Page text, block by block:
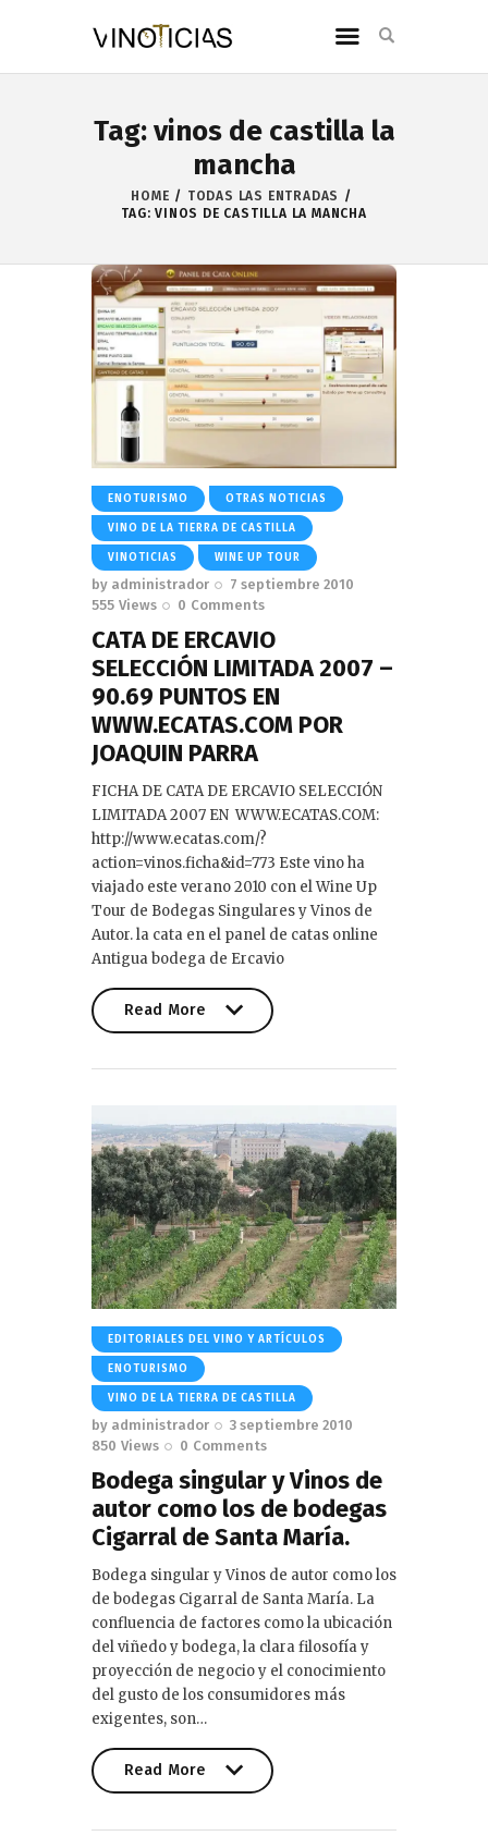
Tag: vinos de castilla la
mancha
HOME
TODAS LAS ENTRADAS
TAG: VINOS DE CASTILLA LA MANCHA
ENOTURISMO OTRAS NOTICIAS
VINO DE LA TIERRA DE CASTILLA
VINOTICIAS WINE UP TOUR
by administrador
7 septiembre 2010
555 Views 0 Comments
CATA DE ERCAVIO
SELECCIÓN LIMITADA 2007 –
90.69 PUNTOS EN
WWW.ECATAS.COM POR
JOAQUIN PARRA
FICHA DE CATA DE ERCAVIO SELECCIÓN
LIMITADA 2007 EN WWW.ECATAS.COM:
http://www.ecatas.com/?
action=vinos.ficha&id=773 Este vino ha
viajado este verano 2010 con el Wine Up
Tour de Bodegas Singulares y Vinos de
Autor. la cata en el panel de catas online
Antigua bodega de Ercavio
Read More
EDITORIALES DEL VINO Y ARTÍCULOS
ENOTURISMO
VINO DE LA TIERRA DE CASTILLA
by administrador
3 septiembre 2010
850 Views 0 Comments
Bodega singular y Vinos de
autor como los de bodegas
Cigarral de Santa María.
Bodega singular y Vinos de autor como los
de bodegas Cigarral de Santa María. La
confluencia de factores como la ubicación
del viñedo y bodega, la clara filosofía y
proyección de negocio y el conocimiento
del gusto de los consumidores más
exigentes, son…
Read More